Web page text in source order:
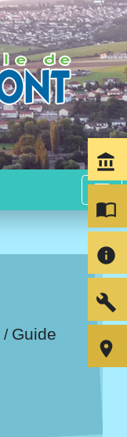
menu
/ Guide
account_balance
import_contacts
info
build
room